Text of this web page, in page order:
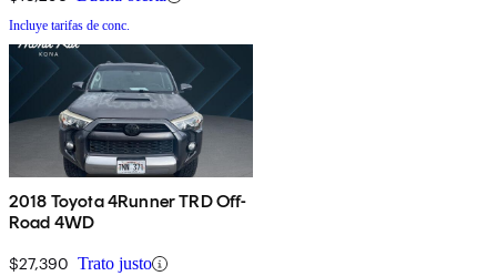
Incluye tarifas de conc.
2018 Toyota 4Runner TRD Off-
Road 4WD
$27,390 Trato justo